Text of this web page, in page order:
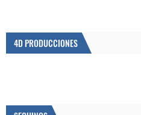
4D PRODUCCIONES